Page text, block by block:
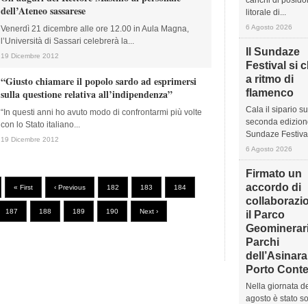
dell’Ateneo sassarese
Venerdì 21 dicembre alle ore 12.00 in Aula Magna,
l’Università di Sassari celebrerà la...
19 Dicembre 2012
“Giusto chiamare il popolo sardo ad esprimersi
sulla questione relativa all’indipendenza”
“In questi anni ho avuto modo di confrontarmi più volte
con lo Stato italiano...
19 Dicembre 2012
« First ‹ Previous 182 183 184
187 188 189 190 Next ›
litorale di...
6 Agosto 2026
Il Sundaze
Festival si
a ritmo di
flamenco
Cala il sipario
seconda
Sundaze
6 Agosto 2026
Firmato un
accordo di
il Parco
Parchi
Porto Conte
Nella giornata
agosto è stato